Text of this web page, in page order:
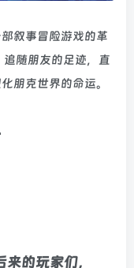
叙事冒险游戏的革
随朋友的足迹，直
朋克世界的命运。
的玩家们，